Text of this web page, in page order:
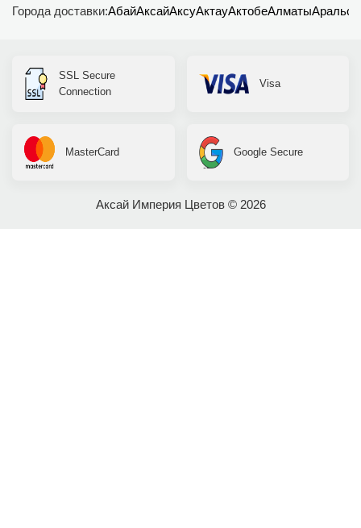
Города доставки:АбайАксайАксуАктауАктобеАлматыАральск
Аксай Империя Цветов © 2026
SSL Secure
Connection
Visa
MasterCard Google Secure